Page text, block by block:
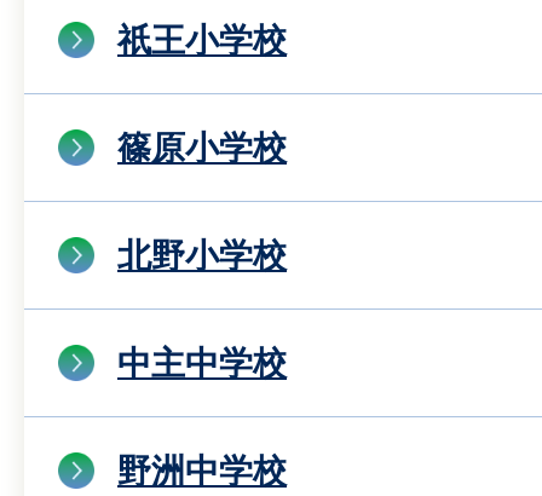
祇王小学校
篠原小学校
北野小学校
中主中学校
野洲中学校